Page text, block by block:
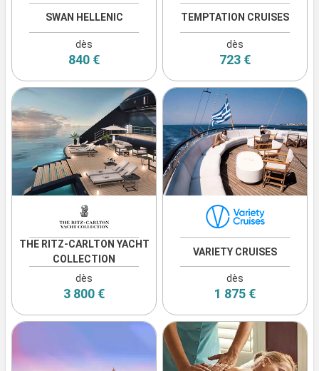
SWAN HELLENIC
dès
840 €
TEMPTATION CRUISES
dès
723 €
THE RITZ-CARLTON YACHT
COLLECTION
dès
3 800 €
VARIETY CRUISES
dès
1 875 €